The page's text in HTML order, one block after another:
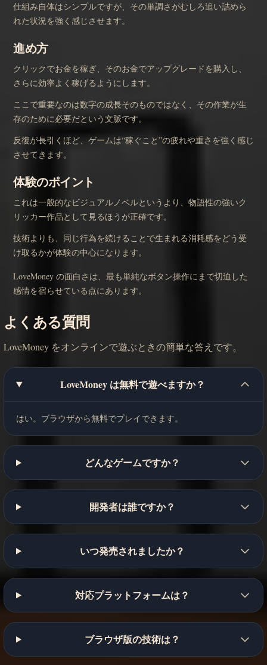
仕組み自体はシンプルですが、その単調さがむしろ追い詰めら
れた状況を強く感じさせます。
進め方
クリックでお金を稼ぎ、そのお金でアップグレードを購入し、
さらに効率よく稼げるようにします。
ここで重要なのは数字の成長そのものではなく、その作業が生
存のために必要だという文脈です。
反復が長引くほど、ゲームは“稼ぐこと”の疲れや重さを強く感じ
させてきます。
体験のポイント
これは一般的なビジュアルノベルというより、物語性の強いク
リッカー作品として見るほうが正確です。
技術よりも、同じ行為を続けることで生まれる消耗感をどう受
け取るかが体験の中心になります。
LoveMoney の面白さは、最も単純なボタン操作にまで切迫した
感情を宿らせている点にあります。
よくある質問
LoveMoney をオンラインで遊ぶときの簡単な答えです。
LoveMoney は無料で遊べますか？
はい。ブラウザから無料でプレイできます。
どんなゲームですか？
開発者は誰ですか？
いつ発売されましたか？
対応プラットフォームは？
ブラウザ版の技術は？